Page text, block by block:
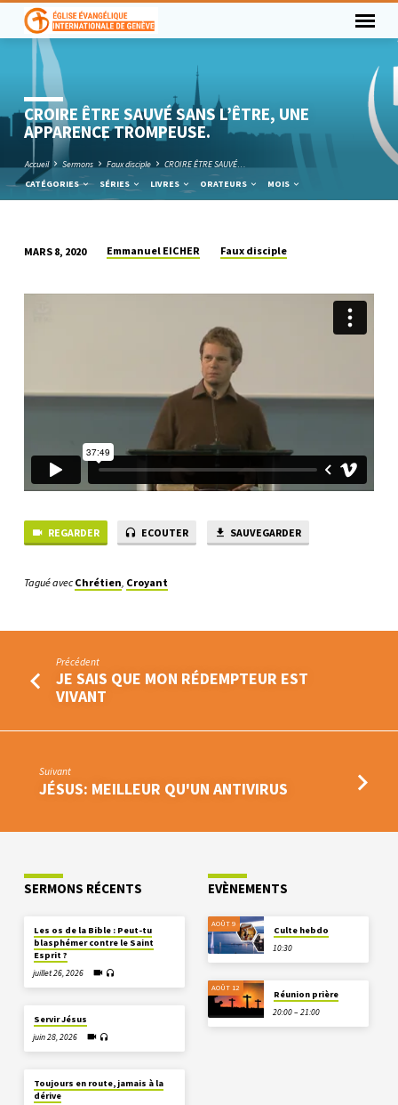
CROIRE ÊTRE SAUVÉ SANS L’ÊTRE, UNE
APPARENCE TROMPEUSE.
Accueil Sermons Faux disciple
CROIRE ÊTRE SAUVÉ…
CATÉGORIES
SÉRIES LIVRES ORATEURS MOIS
ÊTRE
APPARENCE
MARS 8, 2020 Emmanuel EICHER Faux disciple
REGARDER ECOUTER SAUVEGARDER
Tagué avec Chrétien, Croyant
Précédent
JE SAIS QUE MON RÉDEMPTEUR EST
VIVANT
Suivant
JÉSUS: MEILLEUR QU'UN ANTIVIRUS
SERMONS RÉCENTS
Les os de la Bible : Peut-tu
blasphémer contre le Saint
Esprit ?
juillet 26, 2026
Servir Jésus
juin 28, 2026
Toujours en route, jamais à la
dérive
EVÈNEMENTS
AOÛT 9
Culte hebdo
10:30
AOÛT 12
Réunion prière
20:00 – 21:00